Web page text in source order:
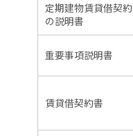
定期建物賃貸借契約
の説明書
重要事項説明書
賃貸借契約書